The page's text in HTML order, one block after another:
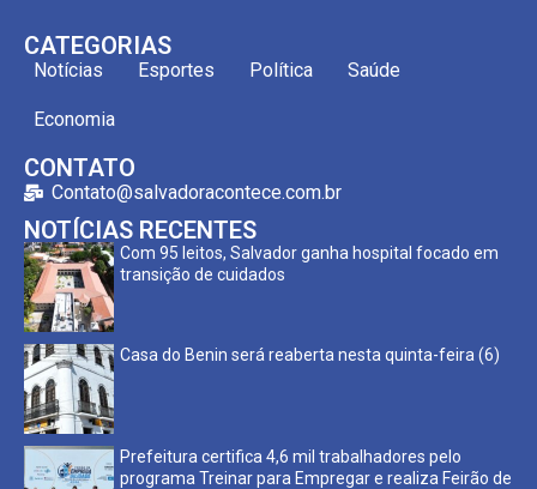
CATEGORIAS
Notícias Esportes Política Saúde
Economia
CONTATO
Contato@salvadoracontece.com.br
NOTÍCIAS RECENTES
Com 95 leitos, Salvador ganha hospital focado em
transição de cuidados
Casa do Benin será reaberta nesta quinta-feira (6)
Prefeitura certifica 4,6 mil trabalhadores pelo
programa Treinar para Empregar e realiza Feirão de